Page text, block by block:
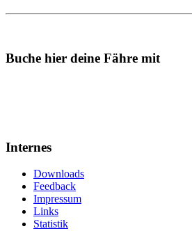
Buche hier deine Fähre mit
Internes
Downloads
Feedback
Impressum
Links
Statistik